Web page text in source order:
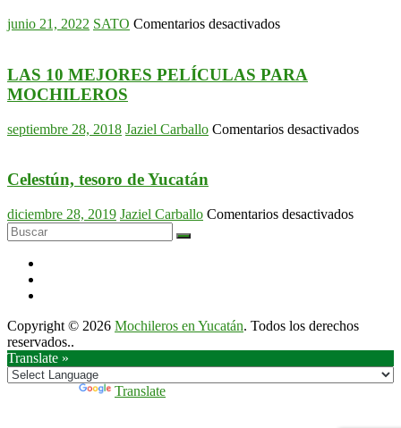
junio 21, 2022 SATO Comentarios desactivadosen
descanso
en
en
LAS 10 MEJORES PELÍCULAS PARA
MOCHILEROS
septiembre 28, 2018 Jaziel Carballo Comentarios desactivadosen
Celestún, tesoro de Yucatán
diciembre 28, 2019 Jaziel Carballo Comentarios desactivadosen
Copyright © 2026 Mochileros en Yucatán. Todos los derechos
reservados..
Translate »
Translate